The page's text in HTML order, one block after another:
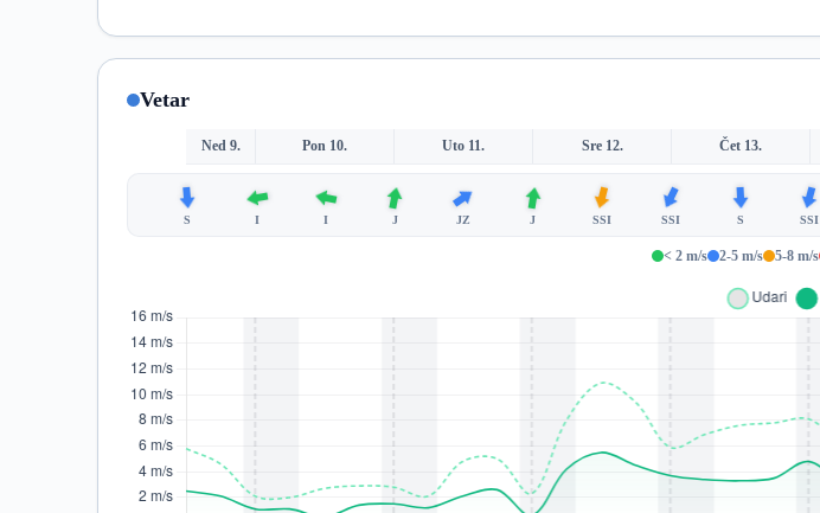
Vetar
Ned 9. Pon 10. Uto 11. Sre 12. Čet 13.
S I I J JZ J SSI SSI S SSI
< 2 m/s 2-5 m/s 5-8 m/s